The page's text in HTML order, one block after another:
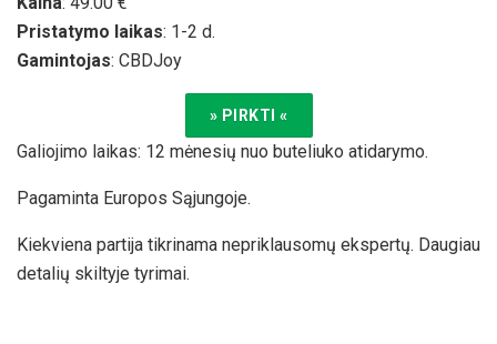
Pristatymo laikas: 1-2 d.
Gamintojas: CBDJoy
» PIRKTI «
Galiojimo laikas: 12 mėnesių nuo buteliuko atidarymo.
Pagaminta Europos Sąjungoje.
Kiekviena partija tikrinama nepriklausomų ekspertų. Daugiau
detalių skiltyje tyrimai.